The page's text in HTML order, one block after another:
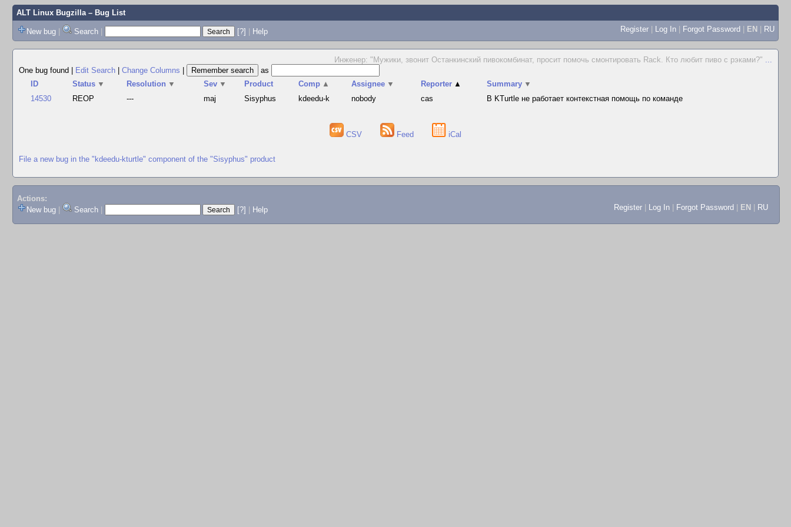
ALT Linux Bugzilla– Bug List
New bug | Search | [?] | Help Register | Log In | Forgot Password | EN | RU
Инженер: "Мужики, звонит Останкинский пивокомбинат, просит помочь смонтировать Rack. Кто любит пиво с рэками?" ...
One bug found
Edit Search Change Columns
as
ID
Status ▼ Resolution ▼ Sev ▼ Product Comp ▲ Assignee ▼ Reporter ▲ Summary ▼
14530
REOP --- maj Sisyphus kdeedu-k nobody cas В KTurtle не работает контекстная помощь по команде
CSV Feed iCal
File a new bug in the "kdeedu-kturtle" component of the "Sisyphus" product
Actions:
New bug
Search [?] Help Register Log In Forgot Password EN RU